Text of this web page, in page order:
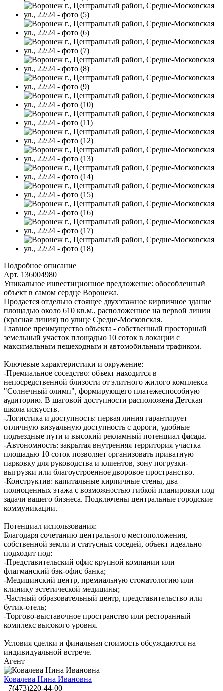
Подробное описание
Арт. 136004980
Уникальное инвестиционное предложение: обособленный
объект в самом сердце Воронежа.
Продается отдельно стоящее двухэтажное кирпичное здание
площадью около 610 кв.м., расположенное на первой линии
(красная линия) по улице Средне-Московская.
Главное преимущество объекта - собственный просторный
земельный участок площадью 10 соток в локации с
максимальным пешеходным и автомобильным трафиком.
Ключевые характеристики и окружение:
-Премиальное соседство: объект находится в
непосредственной близости от элитного жилого комплекса
"Солнечный олимп", формирующего платежеспособную
аудиторию. В шаговой доступности расположена Детская
школа искусств.
-Логистика и доступность: первая линия гарантирует
отличную визуальную доступность с дороги, удобные
подъездные пути и высокий рекламный потенциал фасада.
-Автономность: закрытая внутренняя территория участка
площадью 10 соток позволяет организовать приватную
парковку для руководства и клиентов, зону погрузки-
выгрузки или благоустроенное дворовое пространство.
-Конструктив: капитальные кирпичные стены, два
полноценных этажа с возможностью гибкой планировки под
задачи вашего бизнеса. Подключены центральные городские
коммуникации.
Потенциал использования:
Благодаря сочетанию центрального местоположения,
собственной земли и статусных соседей, объект идеально
подходит под:
-Представительский офис крупной компании или
флагманский бэк-офис банка;
-Медицинский центр, премиальную стоматологию или
клинику эстетической медицины;
-Частный образовательный центр, представительство или
бутик-отель;
-Торгово-выставочное пространство или ресторанный
комплекс высокого уровня.
Условия сделки и финальная стоимость обсуждаются на
индивидуальной встрече.
Агент
Ковалева Нина Ивановна
+7(473)220-44-00